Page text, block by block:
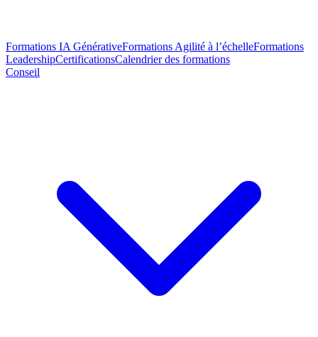
Formations IA GénérativeFormations Agilité à l’échelleFormations
LeadershipCertificationsCalendrier des formations
Conseil